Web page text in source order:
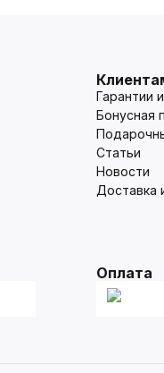
Гарантии
Бонусная
Статьи
Новости
Доставка
Оплата